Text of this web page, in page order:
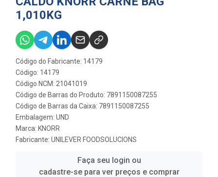
1,010KG
Código do Fabricante: 14179
Código: 14179
Código NCM: 21041019
Código de Barras do Produto: 7891150087255
Código de Barras da Caixa: 7891150087255
Embalagem: UND
Marca: KNORR
Fabricante: UNILEVER FOODSOLUCIONS
Faça seu login ou
cadastre-se para ver preços e comprar